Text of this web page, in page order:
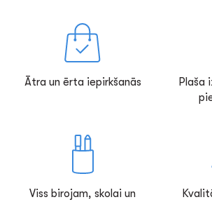
Ātra un ērta iepirkšanās
Plaša
Viss birojam, skolai un